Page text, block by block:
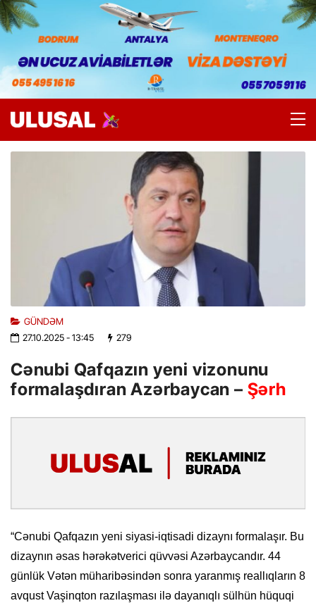
GÜNDƏM
27.10.2025- 13:45 279
Cənubi Qafqazın yeni vizonunu
formalaşdıran Azərbaycan – Şərh
“Cənubi Qafqazın yeni siyasi-iqtisadi dizaynı formalaşır. Bu
dizaynın əsas hərəkətverici qüvvəsi Azərbaycandır. 44
günlük Vətən müharibəsindən sonra yaranmış reallıqların 8
avqust Vaşinqton razılaşması ilə dayanıqlı sülhün hüquqi